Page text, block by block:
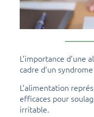
L’importance d’une
cadre d’un
L’alimentation
efficaces pour
irritable.